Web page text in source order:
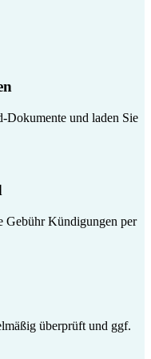
Dokumente und laden Sie
Gebühr Kündigungen per
überprüft und ggf.